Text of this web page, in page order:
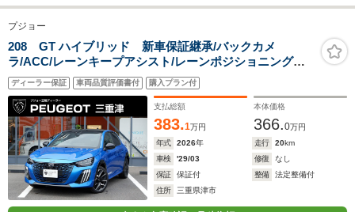
プジョー
208 GT ハイブリッド 新車保証継承/バックカメ
ラ/ACC/レーンキープアシスト/レーンポジショニングア
シスト/ブラインドスポットモニター/LEDヘッドライト/フ
ロント・バックソナー/アップルカープレイ/アンドロイド
オート
ディーラー保証 車両品質評価書付 購入プラン付
支払総額
383.1万円
本体価格
366.0万円
年式
2026年 走行 20km
車検
'29/03 修復
なし
保証
保証付 整備
法定整備付
住所
三重県津市